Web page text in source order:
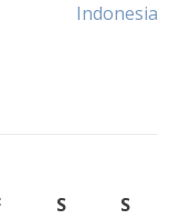
Indonesia
S
S